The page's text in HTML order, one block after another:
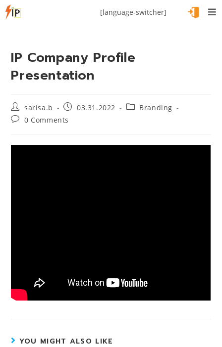
[language-switcher]
IP Company Profile
Presentation
sarisa.b 03.31.2022
Branding
0 Comments
YOU MIGHT ALSO LIKE